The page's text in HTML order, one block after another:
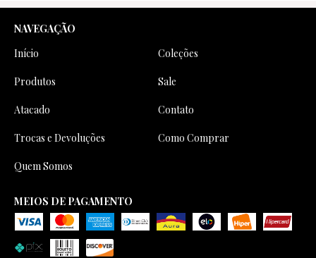
NAVEGAÇÃO
Início
Coleções
Produtos Sale
Atacado Contato
Trocas e Devoluções Como Comprar
Quem Somos
MEIOS DE PAGAMENTO